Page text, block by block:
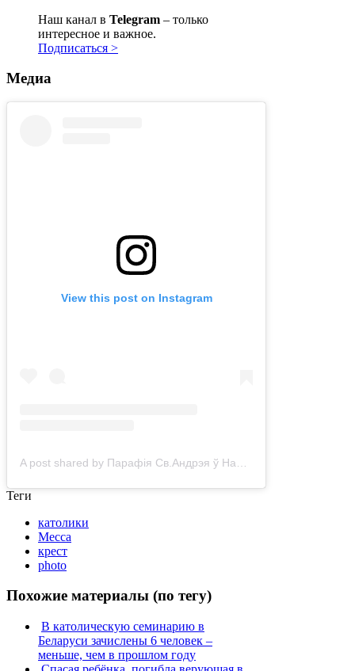
Наш канал в Telegram – только
интересное и важное.
Подписаться >
Медиа
View this post on Instagram
Теги
католики
Месса
крест
photo
Похожие материалы (по тегу)
В католическую семинарию в
Беларуси зачислены 6 человек –
меньше, чем в прошлом году